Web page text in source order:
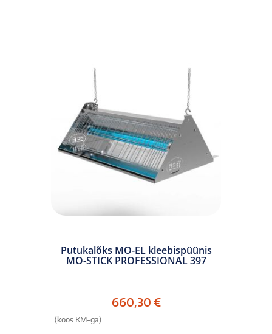
Putukalõks MO-EL kleebispüünis
MO-STICK PROFESSIONAL 397
660,30 €
(koos KM-ga)